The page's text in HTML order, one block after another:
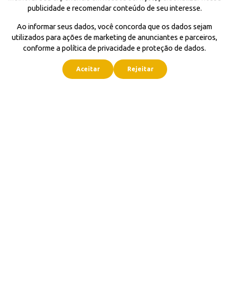
publicidade e recomendar conteúdo de seu interesse.
Ao informar seus dados, você concorda que os dados sejam
utilizados para ações de marketing de anunciantes e parceiros,
conforme a política de privacidade e proteção de dados.
Aceitar Rejeitar